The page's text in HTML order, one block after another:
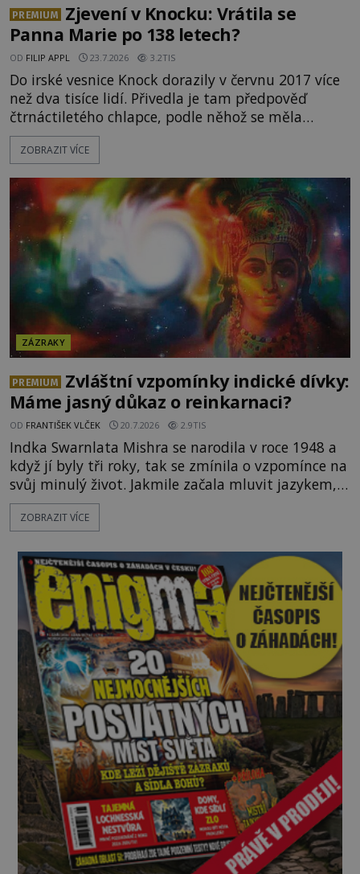
PREMIUM
Zjevení v Knocku: Vrátila se
Panna Marie po 138 letech?
OD FILIP APPL 23.7.2026 3.2TIS
Do irské vesnice Knock dorazily v červnu 2017 více
než dva tisíce lidí. Přivedla je tam předpověď
čtrnáctiletého chlapce, podle něhož se měla
přesně ve tři hodiny odpoledne zjevit Panna Marie.
Když slunce vystoupilo z mraků, část davu začala
chlapcovo proroctví, nebo poutníci spatřili pouze
neobvyklou hru světla? [gallery
ids="170530,170531,1705
ZOBRAZIT VÍCE
ZÁZRAKY
PREMIUM
Zvláštní vzpomínky indické dívky:
Máme jasný důkaz o reinkarnaci?
OD FRANTIŠEK VLČEK 20.7.2026 2.9TIS
Indka Swarnlata Mishra se narodila v roce 1948 a
když jí byly tři roky, tak se zmínila o vzpomínce na
svůj minulý život. Jakmile začala mluvit jazykem,
který nikdo nezná, začali rodiče její podivné
chování brát vážně. Je snad důkazem reinkarnace?
Na první pohled se zdá, že to bu
ZOBRAZIT VÍCE